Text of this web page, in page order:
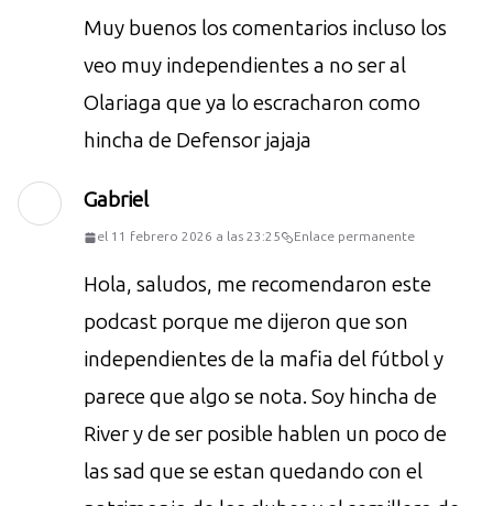
Muy buenos los comentarios incluso los
veo muy independientes a no ser al
Olariaga que ya lo escracharon como
hincha de Defensor jajaja
Gabriel
el 11 febrero 2026 a las 23:25 Enlace permanente
Hola, saludos, me recomendaron este
podcast porque me dijeron que son
independientes de la mafia del fútbol y
parece que algo se nota. Soy hincha de
River y de ser posible hablen un poco de
las sad que se estan quedando con el